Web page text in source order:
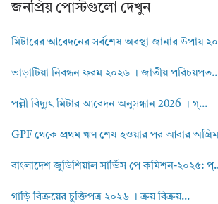
জনপ্রিয় পোস্টগুলো দেখুন
মিটারের আবেদনের সর্বশেষ অবস্থা জানার উপায়
ভাড়াটিয়া নিবন্ধন ফরম ২০২৬ । জাতীয়
পল্লী বিদ্যুৎ মিটার আবেদন অনুসন্ধান 2026 । গ্...
GPF থেকে প্রথম ঋণ শেষ হওয়ার পর আবার
বাংলাদেশ জুডিশিয়াল সার্ভিস পে কমিশন-২০২৫:
গাড়ি বিক্রয়ের চুক্তিপত্র ২০২৬ । ক্রয় বিক্রয়...